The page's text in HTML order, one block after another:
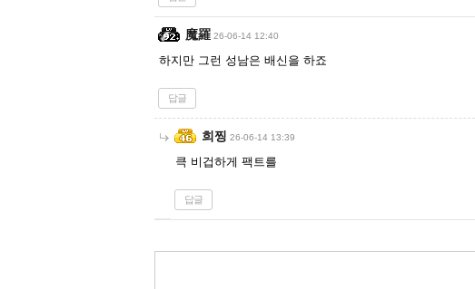
魔羅 26-06-14 12:40
하지만 그런 성남은 배신을 하죠
답글
희찡 26-06-14 13:39
큭 비겁하게 팩트를
답글